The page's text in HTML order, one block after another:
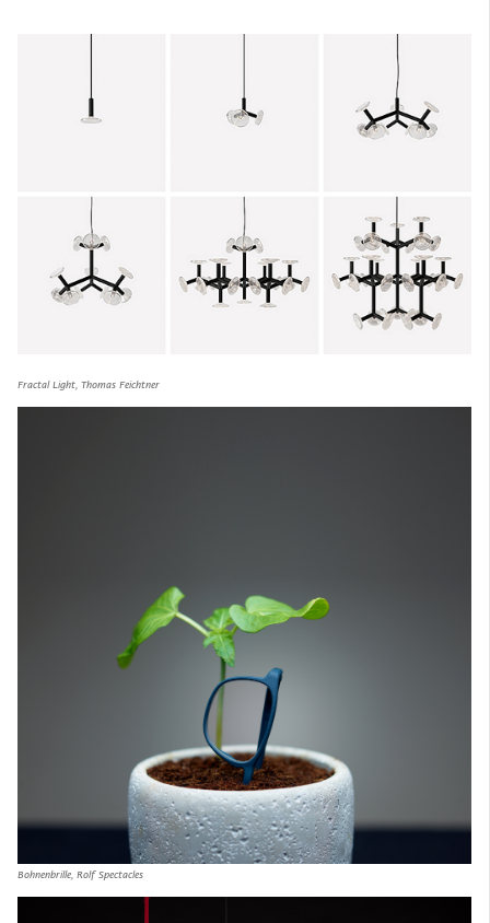
Fractal Light, Thomas Feichtner
Bohnenbrille, Rolf Spectacles